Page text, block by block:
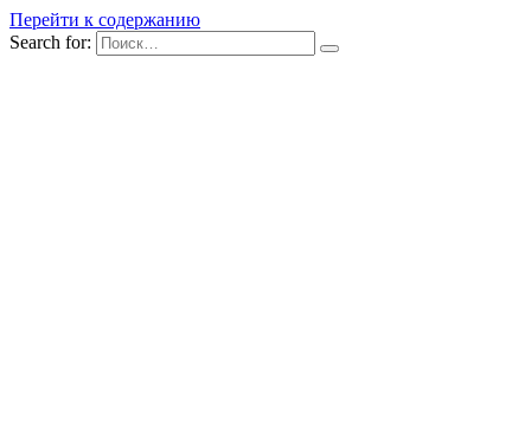
Перейти к содержанию
Search for: